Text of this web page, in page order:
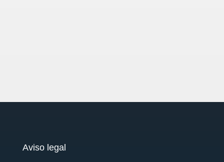
Aviso legal